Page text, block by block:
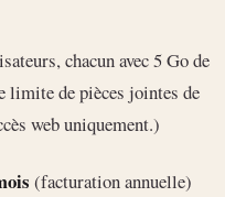
chacun avec 5 Go de
limite de pièces jointes de
web uniquement.)
(facturation annuelle)